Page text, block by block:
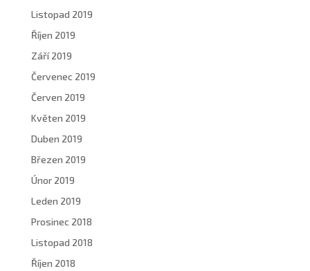
Listopad 2019
Říjen 2019
Září 2019
Červenec 2019
Červen 2019
Květen 2019
Duben 2019
Březen 2019
Únor 2019
Leden 2019
Prosinec 2018
Listopad 2018
Říjen 2018